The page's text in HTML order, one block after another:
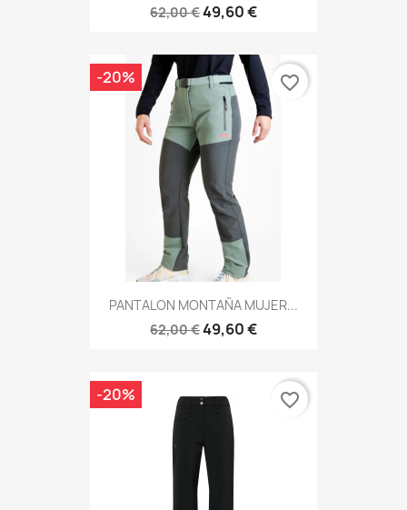
62,00 €49,60 €
PANTALON MONTAÑA MUJER...
62,00 €49,60 €
-20% favorite_border
-20% favorite_border